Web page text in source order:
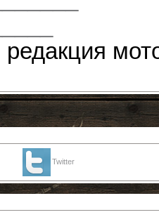
редакция
Twitter